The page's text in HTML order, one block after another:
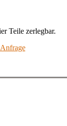
Teile zerlegbar.
Anfrage